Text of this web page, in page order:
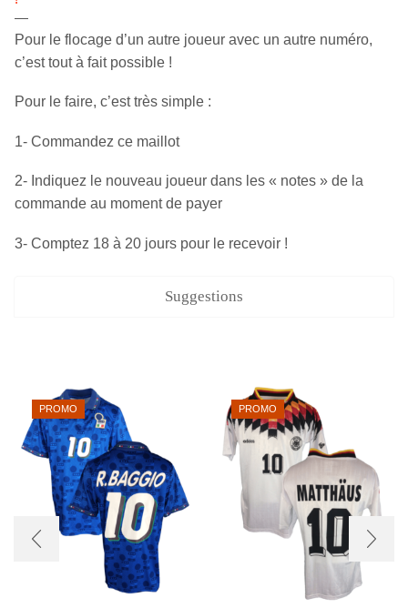
—
Pour le flocage d’un autre joueur avec un autre numéro,
c’est tout à fait possible !
Pour le faire, c’est très simple :
1- Commandez ce maillot
2- Indiquez le nouveau joueur dans les « notes » de la
commande au moment de payer
3- Comptez 18 à 20 jours pour le recevoir !
Suggestions
PROMO PROMO